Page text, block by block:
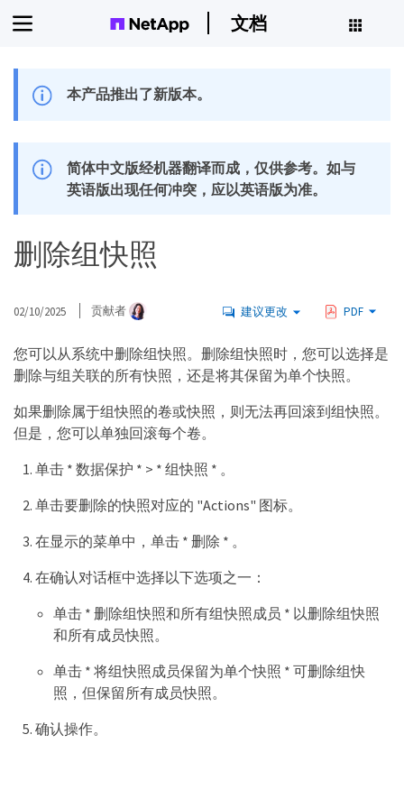
文档
本产品推出了新版本。
简体中文版经机器翻译而成，仅供参考。如与
英语版出现任何冲突，应以英语版为准。
删除组快照
02/10/2025 贡献者 建议更改 PDF
您可以从系统中删除组快照。删除组快照时，您可以选择是
删除与组关联的所有快照，还是将其保留为单个快照。
如果删除属于组快照的卷或快照，则无法再回滚到组快照。
但是，您可以单独回滚每个卷。
单击 * 数据保护 * > * 组快照 * 。
单击要删除的快照对应的 "Actions" 图标。
在显示的菜单中，单击 * 删除 * 。
在确认对话框中选择以下选项之一：
单击 * 删除组快照和所有组快照成员 * 以删除组快照
和所有成员快照。
单击 * 将组快照成员保留为单个快照 * 可删除组快
照，但保留所有成员快照。
确认操作。